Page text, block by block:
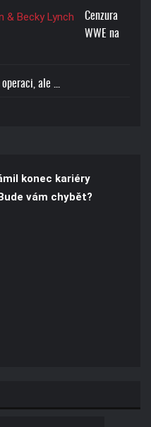
Cenzura
WWE na
ale ...
konec kariéry
vám chybět?